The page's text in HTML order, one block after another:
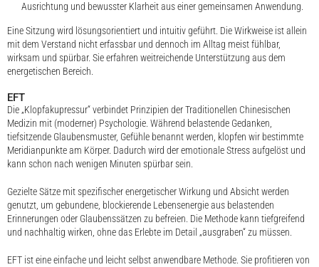
Ausrichtung und bewusster Klarheit aus einer gemeinsamen Anwendung.
Eine Sitzung wird lösungsorientiert und intuitiv geführt. Die Wirkweise ist allein
mit dem Verstand nicht erfassbar und dennoch im Alltag meist fühlbar,
wirksam und spürbar. Sie erfahren weitreichende Unterstützung aus dem
energetischen Bereich.
EFT
Die „Klopfakupressur“ verbindet Prinzipien der Traditionellen Chinesischen
Medizin mit (moderner) Psychologie. Während belastende Gedanken,
tiefsitzende Glaubensmuster, Gefühle benannt werden, klopfen wir bestimmte
Meridianpunkte am Körper. Dadurch wird der emotionale Stress aufgelöst und
kann schon nach wenigen Minuten spürbar sein.
Gezielte Sätze mit spezifischer energetischer Wirkung und Absicht werden
genutzt, um gebundene, blockierende Lebensenergie aus belastenden
Erinnerungen oder Glaubenssätzen zu befreien. Die Methode kann tiefgreifend
und nachhaltig wirken, ohne das Erlebte im Detail „ausgraben“ zu müssen.
EFT ist eine einfache und leicht selbst anwendbare Methode. Sie profitieren von